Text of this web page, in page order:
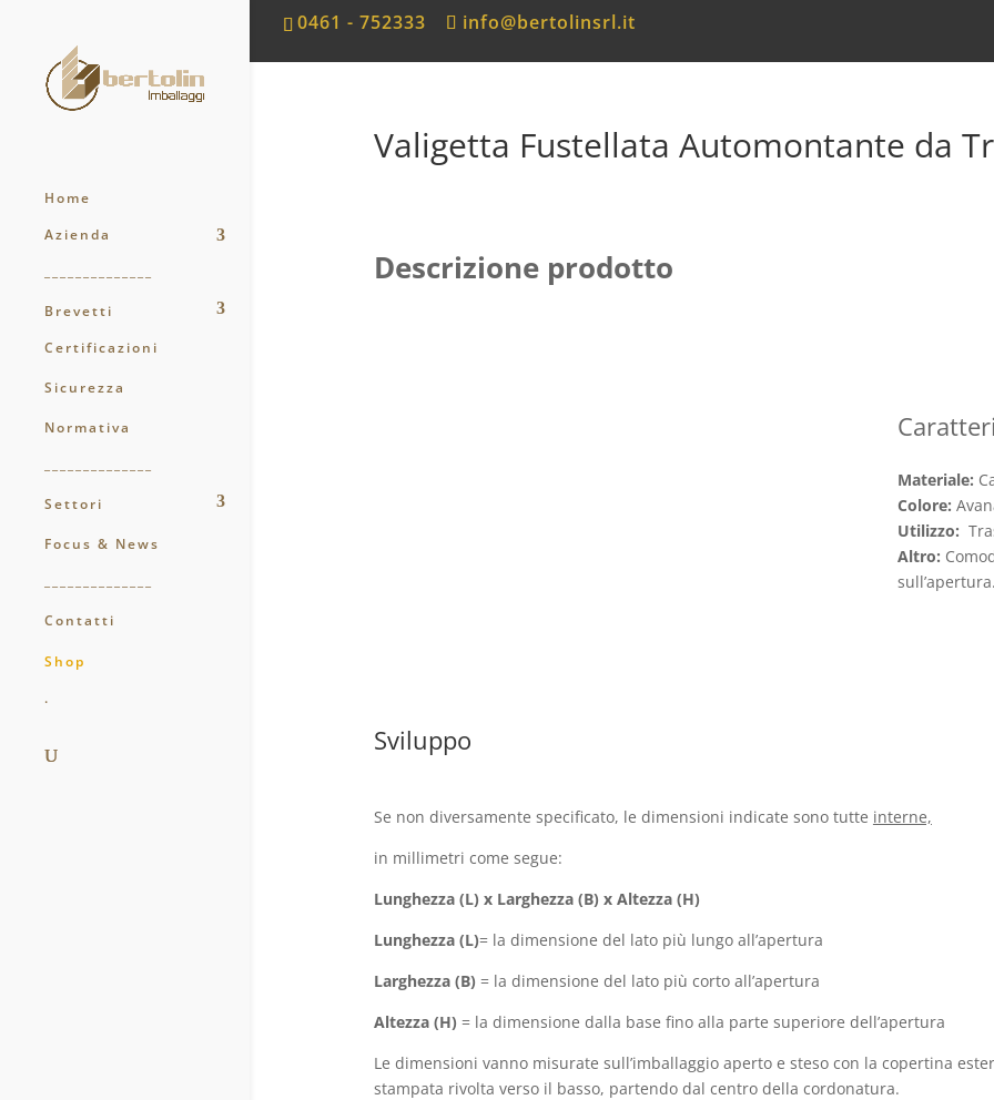
0461 - 752333 info@bertolinsrl.it
Home
Azienda
Brevetti
Certificazioni
Sicurezza
Normativa
Settori
Focus & News
Contatti
Shop
.
Valigetta Fustellata Automontante da
Descrizione prodotto
Materiale:
Colore:
Utilizzo:
Altro:
Sviluppo
Se non diversamente specificato, le dimensioni indicate sono tutte interne,
in millimetri come segue:
Lunghezza (L) x Larghezza (B) x Altezza (H)
Lunghezza (L)= la dimensione del lato più lungo all’apertura
Larghezza (B) = la dimensione del lato più corto all’apertura
Altezza (H) = la dimensione dalla base fino alla parte superiore dell’apertura
Le dimensioni vanno misurate sull’imballaggio aperto e steso con la copertina
stampata rivolta verso il basso, partendo dal centro della cordonatura.